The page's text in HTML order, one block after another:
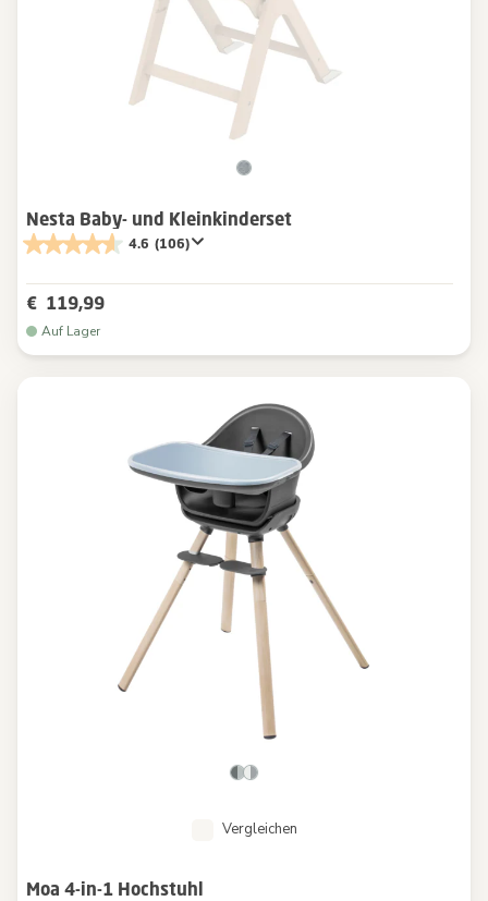
Nesta Baby- und Kleinkinderset
4.6 (106)
€ 119,99
Auf Lager
Vergleichen
Moa 4-in-1 Hochstuhl